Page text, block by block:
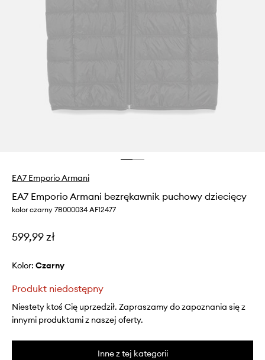
EA7 Emporio Armani
EA7 Emporio Armani bezrękawnik puchowy dziecięcy
kolor czarny 7B000034 AF12477
599,99 zł
Kolor: czarny
Produkt niedostępny
Niestety ktoś Cię uprzedził. Zapraszamy do zapoznania się z
innymi produktami z naszej oferty.
Inne z tej kategorii